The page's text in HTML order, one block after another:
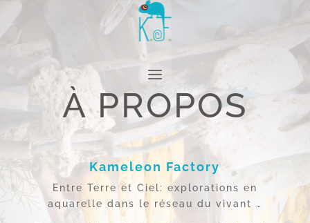
À PROPOS
Kameleon Factory
Entre Terre et Ciel: explorations en
aquarelle dans le réseau du vivant …